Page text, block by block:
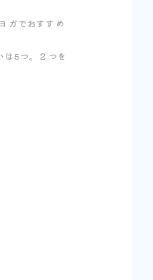
ガでおすすめ
5つ。２つを